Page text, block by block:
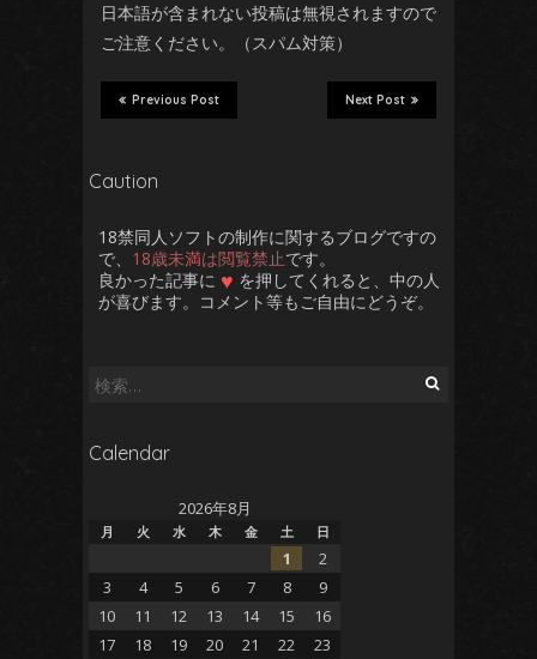
日本語が含まれない投稿は無視されますので
ご注意ください。（スパム対策）
Next Post
Previous Post
Caution
18禁同人ソフトの制作に関するブログですの
で、 18歳未満は閲覧禁止です。
良かった記事に ♥ を押してくれると、中の人
が喜びます。コメント等もご自由にどうぞ。
検
Calendar
2026年8月
月 火 水 木 金 土 日
1
2
3
4 5 6 7 8
9
10
11 12 13 14 15
16
17
18 19 20 21 22
23